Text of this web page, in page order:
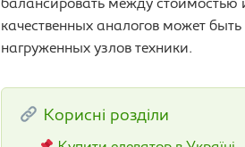
балансировать между стоимостью
качественных аналогов может
нагруженных узлов техники.
Корисні розділи